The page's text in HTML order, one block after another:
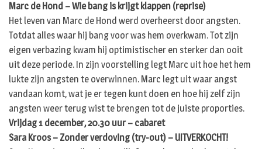
Marc de Hond – Wie bang is krijgt klappen (reprise)
Het leven van Marc de Hond werd overheerst door angsten.
Totdat alles waar hij bang voor was hem overkwam. Tot zijn
eigen verbazing kwam hij optimistischer en sterker dan ooit
uit deze periode. In zijn voorstelling legt Marc uit hoe het hem
lukte zijn angsten te overwinnen. Marc legt uit waar angst
vandaan komt, wat je er tegen kunt doen en hoe hij zelf zijn
angsten weer terug wist te brengen tot de juiste proporties.
Vrijdag 1 december, 20.30 uur – cabaret
Sara Kroos – Zonder verdoving (try-out) – UITVERKOCHT!